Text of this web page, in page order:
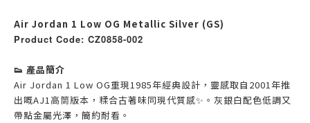
Air Jordan 1 Low OG Metallic Silver (GS)
Product Code: CZ0858-002
👟 產品簡介
Air Jordan 1 Low OG重現1985年經典設計，靈感取自2001年推
出嘅AJ1高筒版本，糅合古著味同現代質感✨。灰銀白配色低調又
帶點金屬光澤，簡約耐看。